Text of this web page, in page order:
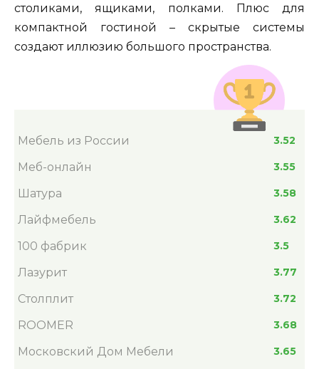
столиками, ящиками, полками. Плюс для
компактной гостиной – скрытые системы
создают иллюзию большого пространства.
Мебель из России 3.52
Меб-онлайн 3.55
Шатура 3.58
Лайфмебель 3.62
100 фабрик 3.5
Лазурит 3.77
Столплит 3.72
ROOMER 3.68
Московский Дом Мебели 3.65